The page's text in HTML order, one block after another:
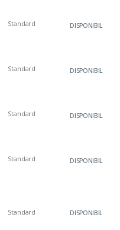
Standard DISPONIBIL
Standard DISPONIBIL
Standard DISPONIBIL
Standard DISPONIBIL
Standard DISPONIBIL